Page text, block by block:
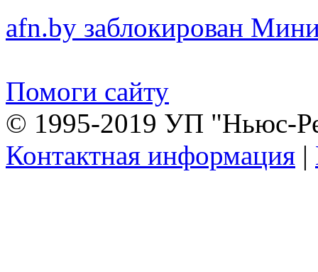
afn.by заблокирован
Помоги сайту
© 1995-2019 УП "Ньюс-
Контактная информация |